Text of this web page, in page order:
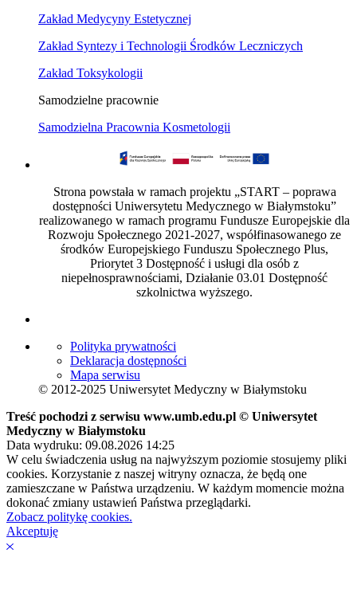
Zakład Medycyny Estetycznej
Zakład Syntezy i Technologii Środków Leczniczych
Zakład Toksykologii
Samodzielne pracownie
Samodzielna Pracownia Kosmetologii
Strona powstała w ramach projektu „START – poprawa
dostępności Uniwersytetu Medycznego w Białymstoku”
realizowanego w ramach programu Fundusze Europejskie dla
Rozwoju Społecznego 2021-2027, współfinasowanego ze
środków Europejskiego Funduszu Społecznego Plus,
Priorytet 3 Dostępność i usługi dla osób z
niepełnosprawnościami, Działanie 03.01 Dostępność
szkolnictwa wyższego.
Polityka prywatności
Deklaracja dostępności
Mapa serwisu
© 2012-2025 Uniwersytet Medyczny w Białymstoku
Treść pochodzi z serwisu www.umb.edu.pl © Uniwersytet
Medyczny w Białymstoku
Data wydruku: 09.08.2026 14:25
W celu świadczenia usług na najwyższym poziomie stosujemy pliki
cookies. Korzystanie z naszej witryny oznacza, że będą one
zamieszczane w Państwa urządzeniu. W każdym momencie można
dokonać zmiany ustawień Państwa przeglądarki.
Zobacz politykę cookies.
Akceptuję